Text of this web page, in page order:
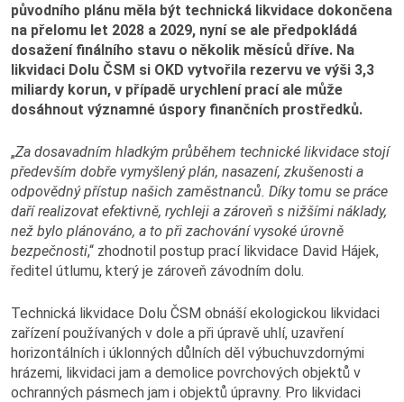
Nabídka služeb a výrobků
Sortiment kameniva
Sortiment uhlí
Chemická laboratoř
Tiskové zprávy a aktuality
Tiskové zprávy
Horník
původního plánu měla být technická likvidace dokončena
na přelomu let 2028 a 2029, nyní se ale předpokládá
dosažení finálního stavu o několik měsíců dříve. Na
likvidaci Dolu ČSM si OKD vytvořila rezervu ve výši 3,3
miliardy korun, v případě urychlení prací ale může
dosáhnout významné úspory finančních prostředků.
„Za dosavadním hladkým průběhem technické likvidace stojí
především dobře vymyšlený plán, nasazení, zkušenosti a
odpovědný přístup našich zaměstnanců. Díky tomu se práce
daří realizovat efektivně, rychleji a zároveň s nižšími náklady,
než bylo plánováno, a to při zachování vysoké úrovně
bezpečnosti,“ zhodnotil postup prací likvidace David Hájek,
ředitel útlumu, který je zároveň závodním dolu.
Technická likvidace Dolu ČSM obnáší ekologickou likvidaci
zařízení používaných v dole a při úpravě uhlí, uzavření
horizontálních i úklonných důlních děl výbuchuvzdornými
hrázemi, likvidaci jam a demolice povrchových objektů v
ochranných pásmech jam i objektů úpravny. Pro likvidaci